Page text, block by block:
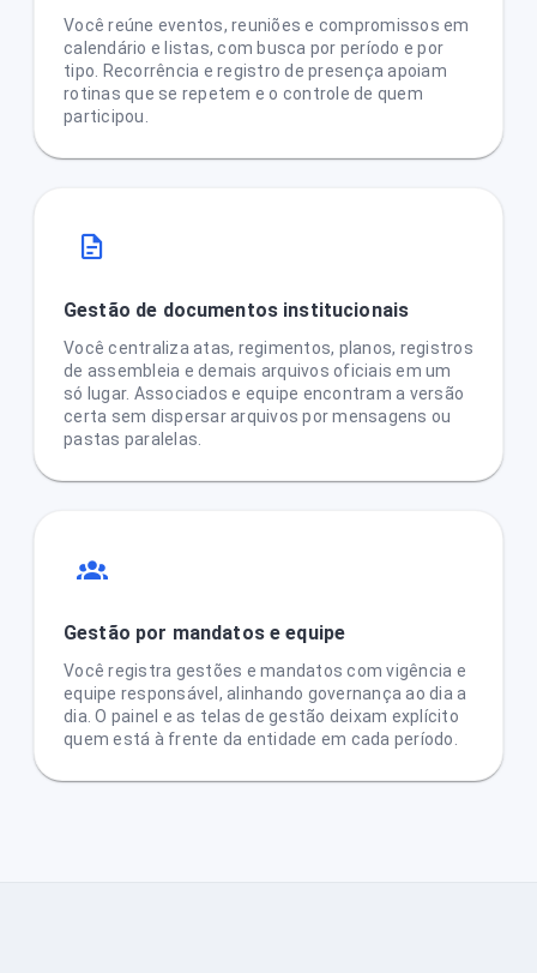
Você reúne eventos, reuniões e compromissos em
calendário e listas, com busca por período e por
tipo. Recorrência e registro de presença apoiam
rotinas que se repetem e o controle de quem
participou.
Gestão de documentos institucionais
Você centraliza atas, regimentos, planos, registros
de assembleia e demais arquivos oficiais em um
só lugar. Associados e equipe encontram a versão
certa sem dispersar arquivos por mensagens ou
pastas paralelas.
Gestão por mandatos e equipe
Você registra gestões e mandatos com vigência e
equipe responsável, alinhando governança ao dia a
dia. O painel e as telas de gestão deixam explícito
quem está à frente da entidade em cada período.